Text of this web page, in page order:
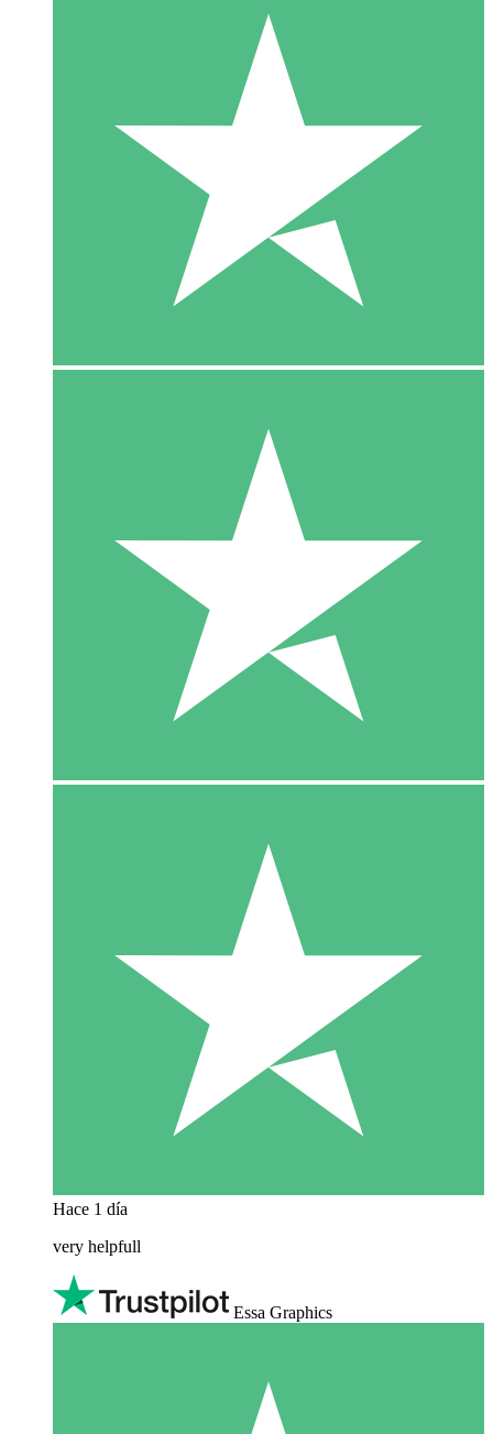
Hace 1 día
very helpfull
Essa Graphics